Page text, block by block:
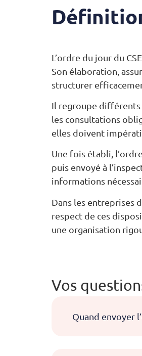
L’ordre du jour du
Son élaboration,
structurer
Il regroupe différents
les consultations
elles doivent
Une fois établi,
puis envoyé à
informations
Dans les entreprises
respect de ces
une organisation
Vos
Quand envoyer